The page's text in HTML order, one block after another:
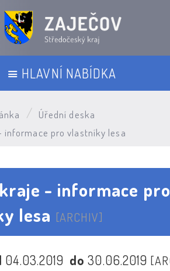
HLAVNÍ NABÍDKA
Úřední deska
informace pro vlastníky lesa
kraje - informace pro
lesa [ARCHIV]
04.03.2019 do30.06.2019